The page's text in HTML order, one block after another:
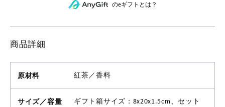
のeギフトとは？
商品詳細
原材料 紅茶／香料
サイズ／容量
ギフト箱サイズ：8x20x1.5cm、セット